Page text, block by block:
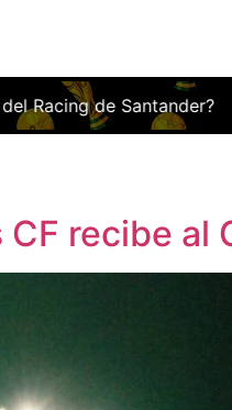
de Santander? Los
recibe al